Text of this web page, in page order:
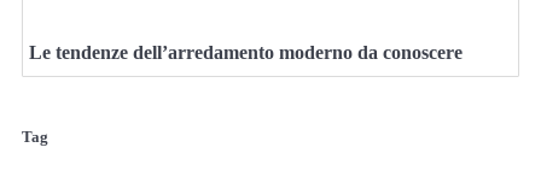
Le tendenze dell’arredamento moderno da conoscere
Tag